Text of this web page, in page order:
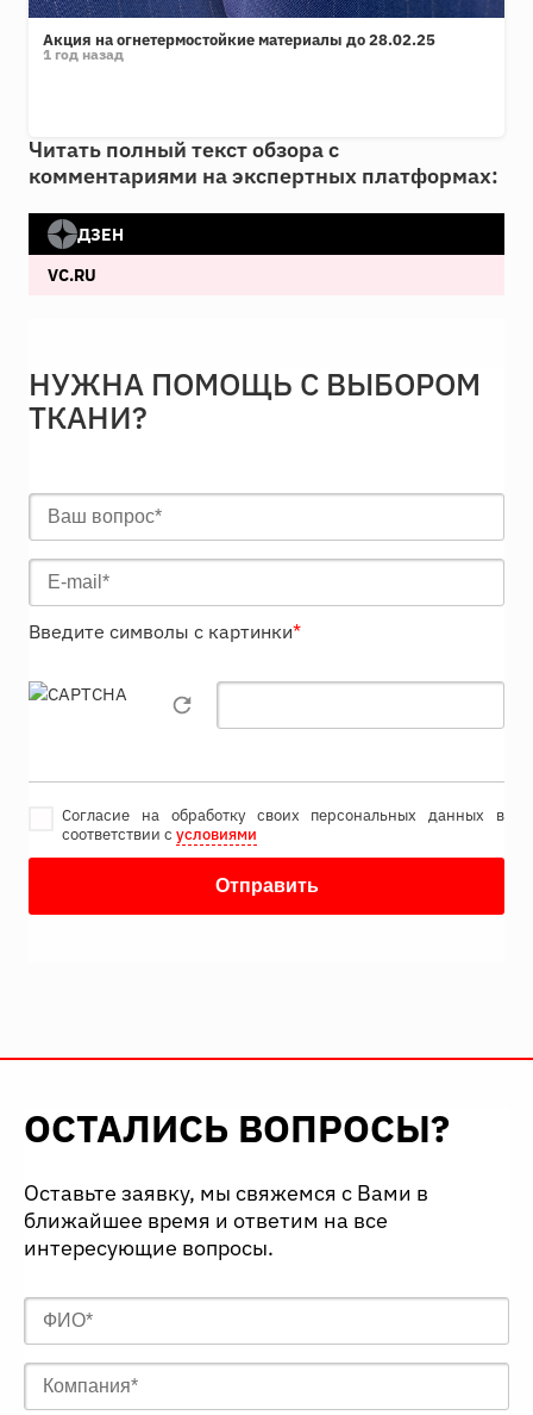
Акция на огнетермостойкие материалы до 28.02.25
1 год назад
Читать полный текст обзора с
комментариями на экспертных платформах:
ДЗЕН
VC.RU
НУЖНА ПОМОЩЬ С ВЫБОРОМ
ТКАНИ?
Введите символы с картинки*
Согласие на обработку своих персональных данных в
соответствии с условиями
ОСТАЛИСЬ ВОПРОСЫ?
Оставьте заявку, мы свяжемся с Вами в
ближайшее время и ответим на все
интересующие вопросы.